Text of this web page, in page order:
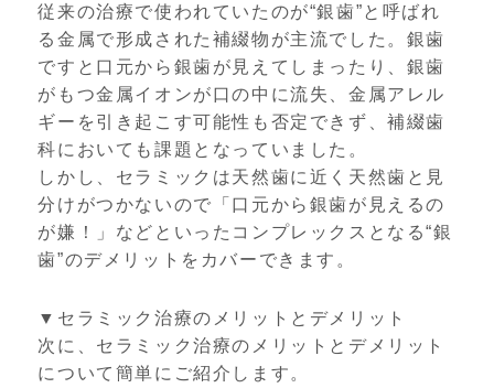
従来の治療で使われていたのが“銀歯”と呼ばれ
る金属で形成された補綴物が主流でした。銀歯
ですと口元から銀歯が見えてしまったり、銀歯
がもつ金属イオンが口の中に流失、金属アレル
ギーを引き起こす可能性も否定できず、補綴歯
科においても課題となっていました。
しかし、セラミックは天然歯に近く天然歯と見
分けがつかないので「口元から銀歯が見えるの
が嫌！」などといったコンプレックスとなる“銀
歯”のデメリットをカバーできます。
▼セラミック治療のメリットとデメリット
次に、セラミック治療のメリットとデメリット
について簡単にご紹介します。